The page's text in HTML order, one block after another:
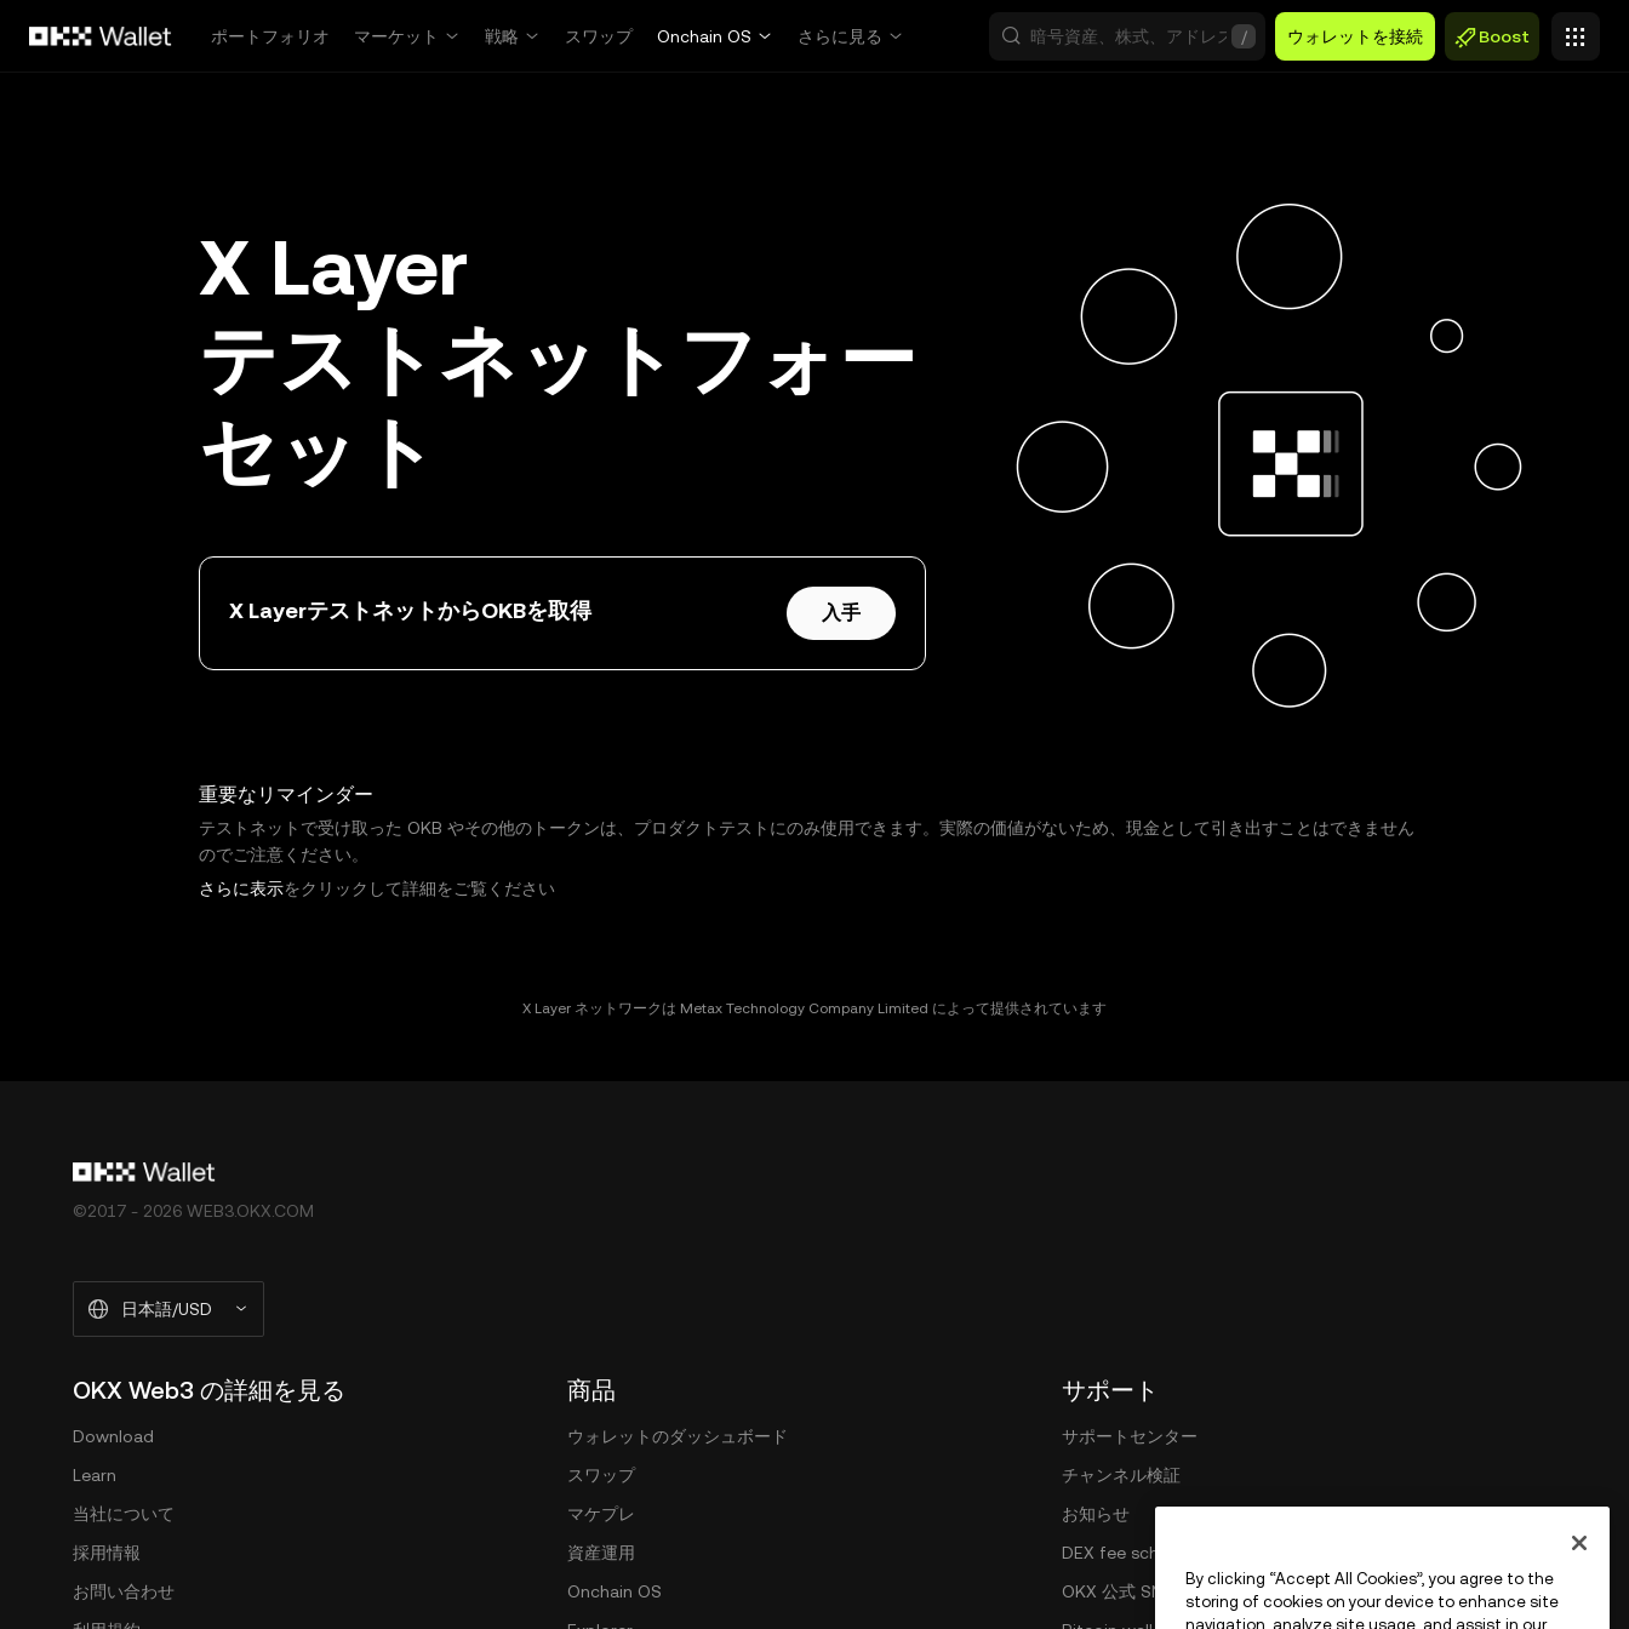
ポートフォリオ
マーケット 戦略 スワップ Onchain OS さらに見る / ウォレットを接続 Boost
X Layer
テストネットフォー
セット
X LayerテストネットからOKBを取得 入手
重要なリマインダー
テストネットで受け取った OKB やその他のトークンは、プロダクトテストにのみ使用できます。実際の価値がないため、現金として引き出すことはできません
のでご注意ください。
さらに表示をクリックして詳細をご覧ください
X Layer ネットワークは Metax Technology Company Limited によって提供されています
©2017 - 2026 WEB3.OKX.COM
日本語/USD
OKX Web3 の詳細を見る
Download
Learn
当社について
採用情報
お問い合わせ
商品
ウォレットのダッシュボード
スワップ
マケプレ
資産運用
Onchain OS
サポート
サポートセンター
チャンネル検証
お知らせ
DEX fee schedule
OKX 公式 SNS
By clicking “Accept All Cookies”, you agree to the
storing of cookies on your device to enhance site
navigation, analyze site usage, and assist in our